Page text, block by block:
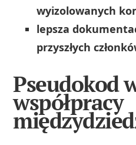
wyizolowanych
lepsza
przyszłych
Pseudokod
współpracy